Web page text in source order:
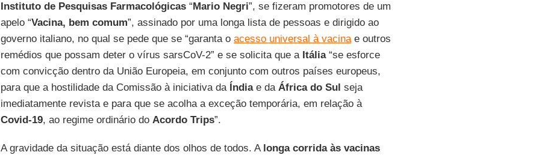
Instituto de Pesquisas Farmacológicas “Mario Negri”, se fizeram promotores de um
apelo “Vacina, bem comum”, assinado por uma longa lista de pessoas e dirigido ao
governo italiano, no qual se pede que se “garanta o acesso universal à vacinae outros
remédios que possam deter o vírus sarsCoV-2” e se solicita que a Itália“se esforce
com convicção dentro da União Europeia, em conjunto com outros países europeus,
para que a hostilidade da Comissão à iniciativa da Índiae da África do Sul seja
imediatamente revista e para que se acolha a exceção temporária, em relação à
Covid-19, ao regime ordinário do Acordo Trips”.
A gravidade da situação está diante dos olhos de todos. A longa corrida às vacinas